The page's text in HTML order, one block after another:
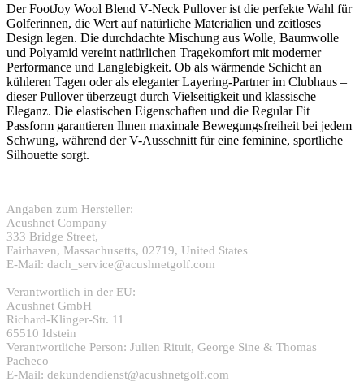
Der FootJoy Wool Blend V-Neck Pullover ist die perfekte Wahl für
Golferinnen, die Wert auf natürliche Materialien und zeitloses
Design legen. Die durchdachte Mischung aus Wolle, Baumwolle
und Polyamid vereint natürlichen Tragekomfort mit moderner
Performance und Langlebigkeit. Ob als wärmende Schicht an
kühleren Tagen oder als eleganter Layering-Partner im Clubhaus –
dieser Pullover überzeugt durch Vielseitigkeit und klassische
Eleganz. Die elastischen Eigenschaften und die Regular Fit
Passform garantieren Ihnen maximale Bewegungsfreiheit bei jedem
Schwung, während der V-Ausschnitt für eine feminine, sportliche
Silhouette sorgt.
Angaben zum Hersteller:
Acushnet Company
333 Bridge Street,
Fairhaven, Massachusetts, 02719, United States
E-Mail: dach_service@acushnetgolf.com
Verantwortlich in der EU:
Acushnet GmbH
Richard-Klinger-Str. 11
65510 Idstein
Verantwortliche Person: Julien Rituit, George Sine & Thomas
Pacheco
E-Mail: dekundendienst@acushnetgolf.com